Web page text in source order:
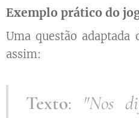
Exemplo prático do
Uma questão adaptada
assim:
Texto: "Nos